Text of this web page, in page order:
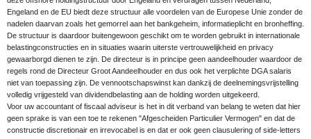
Engeland en de EU biedt deze structuur alle voordelen van de Europese Unie zonder de
nadelen daarvan zoals het gemorrel aan het bankgeheim, informatieplicht en bronheffing.
De structuur is daardoor buitengewoon geschikt om te worden gebruikt in internationale
belastingconstructies en in situaties waarin uiterste vertrouwelijkheid en privacy
gewaarborgd dienen te zijn. De directeur is in principe geen aandeelhouder waardoor de
regels rond de Directeur Groot Aandeelhouder en dus ook het verplichte DGA salaris
niet van toepassing zijn. De vennootschapswinst kan dankzij de deelnemingsvrijstelling
volledig vrijgesteld van dividendbelasting aan de holding worden uitgekeerd.
Voor uw accountant of fiscaal adviseur is het in dit verband van belang te weten dat hier
geen sprake is van een toe te rekenen "Afgescheiden Particulier Vermogen" en dat de
constructie discretionair en irrevocabel is en dat er ook geen clausulering of side-letters